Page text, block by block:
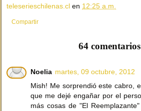
teleserieschilenas.cl en 12:25 a.m.
Compartir
64
Noelia martes, 09 octubre, 2012
Mish! Me sorprendió este cabro,
que me dejé engañar por el
más cosas de "El